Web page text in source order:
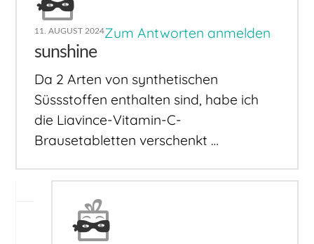
11. AUGUST 2024Zum Antworten anmelden
sunshine
Da 2 Arten von synthetischen
Süssstoffen enthalten sind, habe ich
die Liavince-Vitamin-C-
Brausetabletten verschenkt …